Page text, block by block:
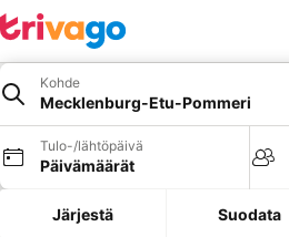
Kohde
Mecklenburg-Etu-Pommeri
Tulo-/lähtöpäivä
Päivämäärät
Järjestä Suodata